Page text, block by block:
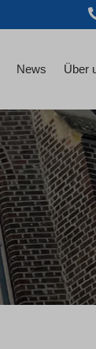
News Über